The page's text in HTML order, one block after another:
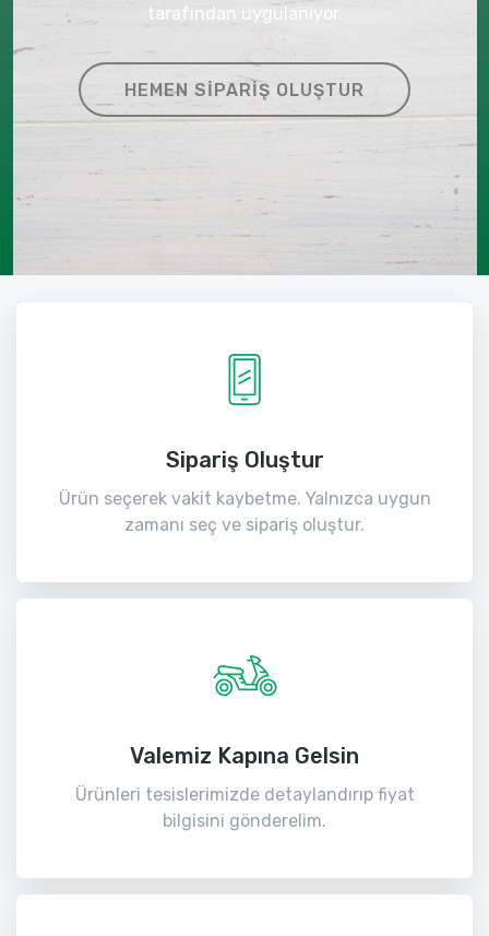
tarafından uygulanıyor.
HEMEN SIPARIŞ OLUŞTUR
Sipariş Oluştur
Ürün seçerek vakit kaybetme. Yalnızca uygun
zamanı seç ve sipariş oluştur.
Valemiz Kapına Gelsin
Ürünleri tesislerimizde detaylandırıp fiyat
bilgisini gönderelim.